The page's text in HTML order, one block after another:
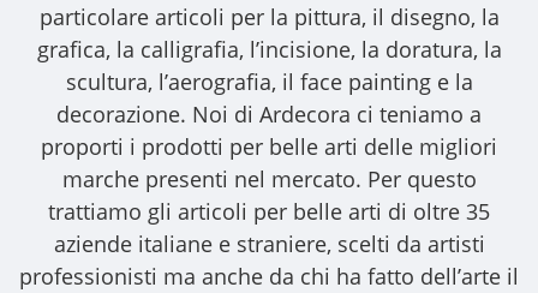
particolare articoli per la pittura, il disegno, la
grafica, la calligrafia, l’incisione, la doratura, la
scultura, l’aerografia, il face painting e la
decorazione. Noi di Ardecora ci teniamo a
proporti i prodotti per belle arti delle migliori
marche presenti nel mercato. Per questo
trattiamo gli articoli per belle arti di oltre 35
aziende italiane e straniere, scelti da artisti
professionisti ma anche da chi ha fatto dell’arte il